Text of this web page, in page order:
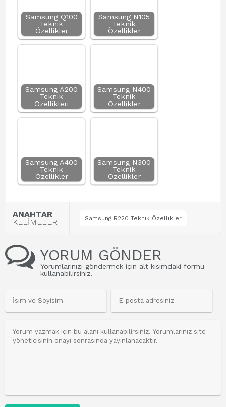
Samsung Q100
Teknik
Özellikler
Samsung N105
Teknik
Özellikler
Samsung A200
Teknik
Özellikleri
Samsung N400
Teknik
Özellikler
Samsung A400
Teknik
Özellikler
Samsung N300
Teknik
Özellikler
ANAHTAR
KELİMELER
Samsung R220 Teknik Özellikler
YORUM GÖNDER
Yorumlarınızı göndermek için alt kısımdaki formu
kullanabilirsiniz.